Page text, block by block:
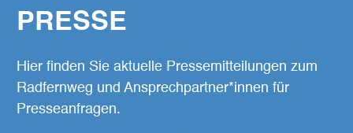
PRESSE
Hier finden Sie aktuelle Pressemitteilungen zum
Radfernweg und Ansprechpartner*innen für
Presseanfragen.